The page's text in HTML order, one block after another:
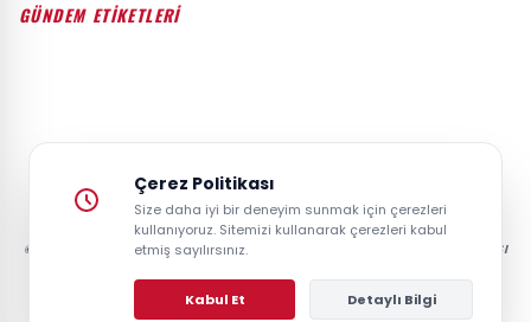
GÜNDEM ETİKETLERİ
© 2026 GAZETESAYFA | TÜRKIYE VE DÜNYANIN GÜNCEL HABER POSTASI
Çerez Politikası
Size daha iyi bir deneyim sunmak için çerezleri
kullanıyoruz. Sitemizi kullanarak çerezleri kabul
etmiş sayılırsınız.
Kabul Et Detaylı Bilgi